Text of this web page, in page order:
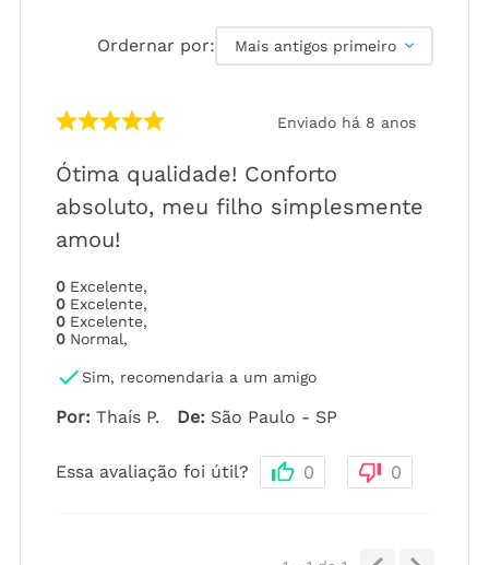
Ordernar por: Mais antigos primeiro
Enviado há 8 anos
Ótima qualidade! Conforto
absoluto, meu filho simplesmente
amou!
0 Excelente,
0 Excelente,
0 Excelente,
0 Normal,
Sim, recomendaria a um amigo
Por: Thaís P. De: São Paulo - SP
Essa avaliação foi útil? 0 0